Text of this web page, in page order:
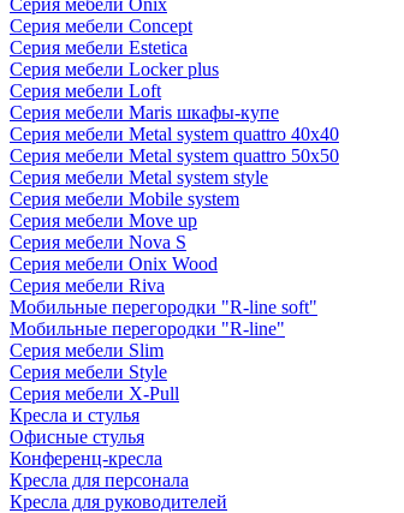
Серия мебели Onix
Серия мебели Concept
Серия мебели Estetica
Серия мебели Locker plus
Серия мебели Loft
Серия мебели Maris шкафы-купе
Серия мебели Metal system quattro 40x40
Серия мебели Metal system quattro 50x50
Серия мебели Metal system style
Серия мебели Mobile system
Серия мебели Move up
Серия мебели Nova S
Серия мебели Onix Wood
Серия мебели Riva
Мобильные перегородки "R-line soft"
Мобильные перегородки "R-line"
Серия мебели Slim
Серия мебели Style
Серия мебели X-Pull
Кресла и стулья
Офисные стулья
Конференц-кресла
Кресла для персонала
Кресла для руководителей